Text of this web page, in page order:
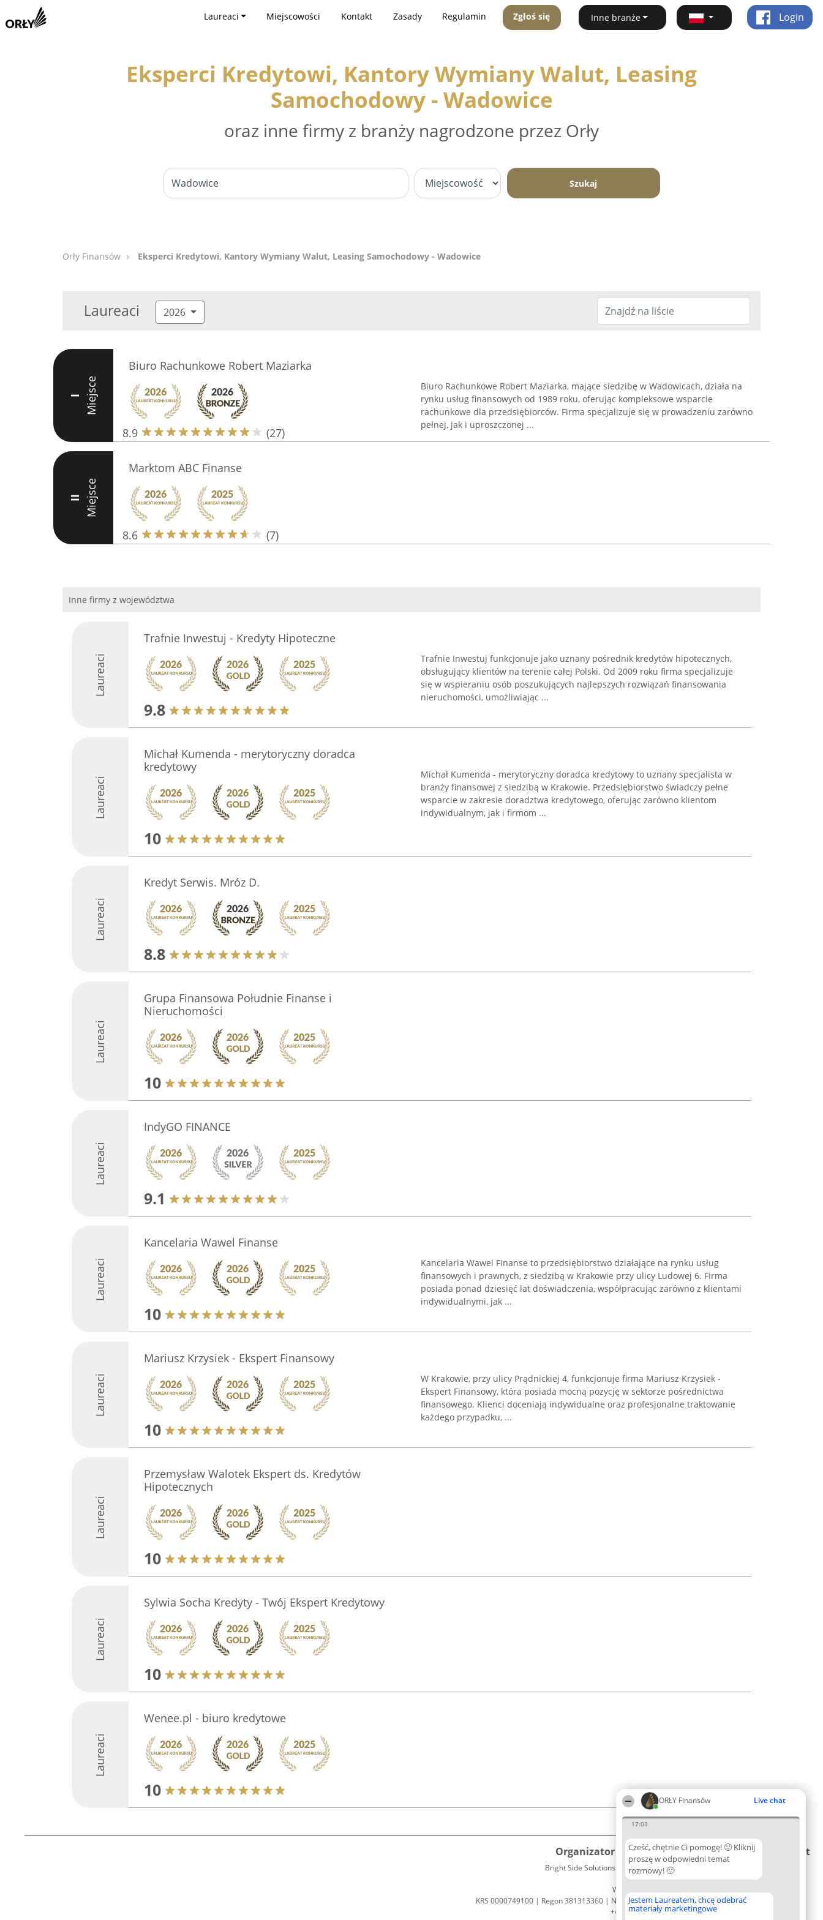
ORŁY Finansów Live chat
17:03
Cześć, chętnie Ci pomogę! 🙂 Kliknij
proszę w odpowiedni temat
rozmowy! 🙂
Jestem Laureatem, chcę odebrać
materiały marketingowe
Laureaci Miejscowości Kontakt Zasady Regulamin Zgłoś się Inne branże Login
Eksperci Kredytowi, Kantory Wymiany Walut, Leasing
Samochodowy - Wadowice
oraz inne firmy z branży nagrodzone przez Orły
Szukaj
Orły Finansów Eksperci Kredytowi, Kantory Wymiany Walut, Leasing Samochodowy - Wadowice
Laureaci 2026
I Miejsce
Biuro Rachunkowe Robert Maziarka
8.9 (27)
Biuro Rachunkowe Robert Maziarka, mające siedzibę w Wadowicach, działa na
rynku usług finansowych od 1989 roku, oferując kompleksowe wsparcie
rachunkowe dla przedsiębiorców. Firma specjalizuje się w prowadzeniu zarówno
pełnej, jak i uproszczonej ...
II Miejsce
Marktom ABC Finanse
8.6 (7)
Inne firmy z województwa
Laureaci
Trafnie Inwestuj - Kredyty Hipoteczne
9.8
Trafnie Inwestuj funkcjonuje jako uznany pośrednik kredytów hipotecznych,
obsługujący klientów na terenie całej Polski. Od 2009 roku firma specjalizuje
się w wspieraniu osób poszukujących najlepszych rozwiązań finansowania
nieruchomości, umożliwiając ...
Laureaci
Michał Kumenda - merytoryczny doradca
kredytowy
10
Michał Kumenda - merytoryczny doradca kredytowy to uznany specjalista w
branży finansowej z siedzibą w Krakowie. Przedsiębiorstwo świadczy pełne
wsparcie w zakresie doradztwa kredytowego, oferując zarówno klientom
indywidualnym, jak i firmom ...
Laureaci
Kredyt Serwis. Mróz D.
8.8
Laureaci
Grupa Finansowa Południe Finanse i
Nieruchomości
10
Laureaci
IndyGO FINANCE
9.1
Laureaci
Kancelaria Wawel Finanse
10
Kancelaria Wawel Finanse to przedsiębiorstwo działające na rynku usług
finansowych i prawnych, z siedzibą w Krakowie przy ulicy Ludowej 6. Firma
posiada ponad dziesięć lat doświadczenia, współpracując zarówno z klientami
indywidualnymi, jak ...
Laureaci
Mariusz Krzysiek - Ekspert Finansowy
10
W Krakowie, przy ulicy Prądnickiej 4, funkcjonuje firma Mariusz Krzysiek -
Ekspert Finansowy, która posiada mocną pozycję w sektorze pośrednictwa
finansowego. Klienci doceniają indywidualne oraz profesjonalne traktowanie
każdego przypadku, ...
Laureaci
Przemysław Walotek Ekspert ds. Kredytów
Hipotecznych
10
Laureaci
Sylwia Socha Kredyty - Twój Ekspert Kredytowy
10
Laureaci
Wenee.pl - biuro kredytowe
10
Organizator plebiscytu
Bright Side Solutions sp. z o. o. sp. k.
ul. Ruska 22
Wrocław 50-079
KRS 0000749100 | Regon 381313360 | NIP 8943132676
+48 508 492 400
Plebiscyt
Lista
Laureatów
Zasady
Kontakt